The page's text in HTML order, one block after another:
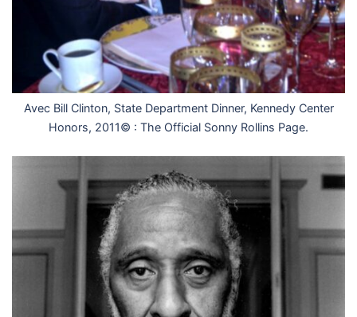
Avec Bill Clinton, State Department Dinner, Kennedy Center
Honors, 2011© : The Official Sonny Rollins Page.